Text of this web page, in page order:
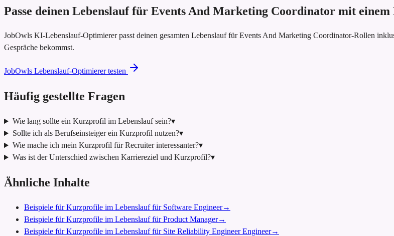
Passe deinen Lebenslauf für Events And Marketing Coordinator mit
JobOwls KI-Lebenslauf-Optimierer passt deinen gesamten Lebenslauf für Events And Marketing Coordinator-Rollen
Gespräche bekommst.
JobOwls Lebenslauf-Optimierer testen
Häufig gestellte Fragen
Wie lang sollte ein Kurzprofil im Lebenslauf sein?▾
Sollte ich als Berufseinsteiger ein Kurzprofil nutzen?▾
Wie mache ich mein Kurzprofil für Recruiter interessanter?▾
Was ist der Unterschied zwischen Karriereziel und Kurzprofil?▾
Ähnliche Inhalte
Beispiele für Kurzprofile im Lebenslauf für Software Engineer→
Beispiele für Kurzprofile im Lebenslauf für Product Manager→
Beispiele für Kurzprofile im Lebenslauf für Site Reliability Engineer Engineer→